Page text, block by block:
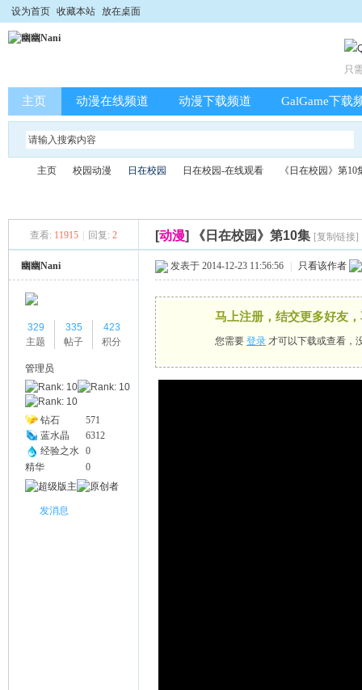
设为首页 收藏本站 放在桌面
只
主页 动漫在线频道 动漫下载频道 GalGame下载
主页
›
校园动漫
›
日在校园
›
日在校园-在线观看 《日在校园》第10
查看: 11915 回复: 2 [动漫] 《日在校园》第10集 [复制链接]
幽幽Nani
329
主题
335
帖子
423
积分
管理员
钻石
571
蓝水晶
6312
经验之水 0
精华
0
发消息
发表于 2014-12-23 11:56:56 只看该作者
马上注册，结交更多好友
您需要 登录 才可以下载或查看，